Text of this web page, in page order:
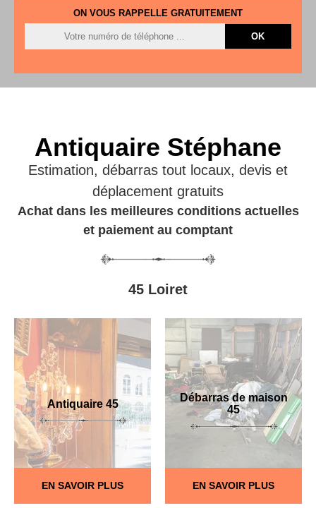
ON VOUS RAPPELLE GRATUITEMENT
Antiquaire Stéphane
Estimation, débarras tout locaux, devis et
déplacement gratuits
Achat dans les meilleures conditions actuelles
et paiement au comptant
45 Loiret
Antiquaire 45
EN SAVOIR PLUS
Débarras de maison
45
EN SAVOIR PLUS